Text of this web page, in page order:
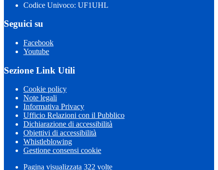
Codice Univoco: UF1UHL
Seguici su
Facebook
Youtube
Sezione Link Utili
Cookie policy
Note legali
Informativa Privacy
Ufficio Relazioni con il Pubblico
Dichiarazione di accessibilità
Obiettivi di accessibilità
Whistleblowing
Gestione consensi cookie
Pagina visualizzata 322 volte